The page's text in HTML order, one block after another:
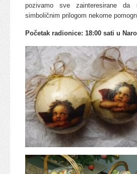
pozivamo sve zainteresirane
simboličnim prilogom nekome
Početak radionice: 18:00 sati u